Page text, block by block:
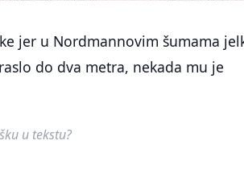
jer u Nordmannovim šumama
do dva metra, nekada mu je
u tekstu?